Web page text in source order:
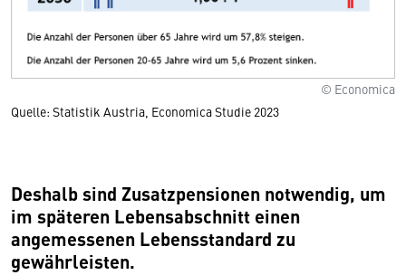
© Economica
Quelle: Statistik Austria, Economica Studie 2023
Deshalb sind Zusatzpensionen notwendig, um
im späteren Lebensabschnitt einen
angemessenen Lebensstandard zu
gewährleisten.